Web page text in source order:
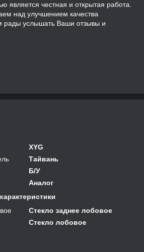
является честная и открытая работа.
над улучшением качества
рады услышать Ваши отзывы и
XYG
Тайвань
Б/У
Аналог
Стекло заднее лобовое
Стекло лобовое